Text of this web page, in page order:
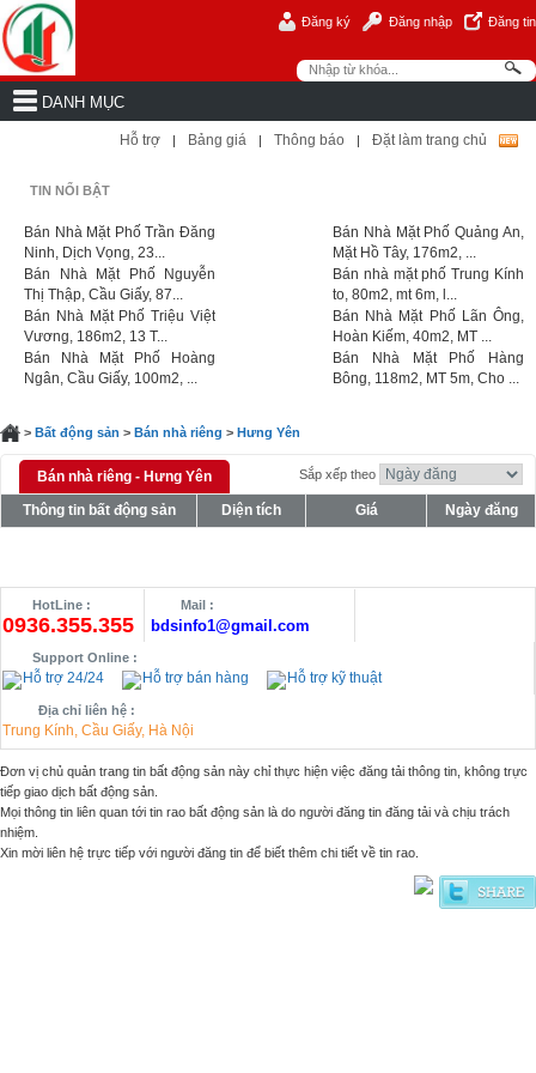
Đăng ký Đăng nhập Đăng tin
DANH MỤC
Hỗ trợ | Bảng giá | Thông báo | Đặt làm trang chủ
TIN NỔI BẬT
Bán Nhà Mặt Phố Trần Đăng
Ninh, Dịch Vọng, 23...
Bán Nhà Mặt Phố Nguyễn
Thị Thập, Cầu Giấy, 87...
Bán Nhà Mặt Phố Triệu Việt
Vương, 186m2, 13 T...
Bán Nhà Mặt Phố Hoàng
Ngân, Cầu Giấy, 100m2, ...
Bán Nhà Mặt Phố Quảng An,
Mặt Hồ Tây, 176m2, ...
Bán nhà mặt phố Trung Kính
to, 80m2, mt 6m, l...
Bán Nhà Mặt Phố Lãn Ông,
Hoàn Kiếm, 40m2, MT ...
Bán Nhà Mặt Phố Hàng
Bông, 118m2, MT 5m, Cho ...
> Bất động sản > Bán nhà riêng > Hưng Yên
Bán nhà riêng - Hưng Yên Sắp xếp theo
Thông tin bất động sản Diện tích Giá Ngày đăng
HotLine :
0936.355.355
Mail :
bdsinfo1@gmail.com
Support Online :
Hỗ trợ 24/24 Hỗ trợ bán hàng Hỗ trợ kỹ thuật
Địa chỉ liên hệ :
Trung Kính, Cầu Giấy, Hà Nội
Đơn vị chủ quản trang tin bất động sản này chỉ thực hiện việc đăng tải thông tin, không trực
tiếp giao dịch bất động sản.
Mọi thông tin liên quan tới tin rao bất động sản là do người đăng tin đăng tải và chịu trách
nhiệm.
Xin mời liên hệ trực tiếp với người đăng tin để biết thêm chi tiết về tin rao.